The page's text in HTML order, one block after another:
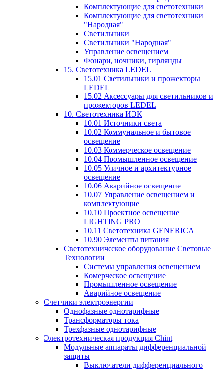
Комплектующие для светотехники
Комплектующие для светотехники
"Народная"
Светильники
Светильники "Народная"
Управление освещением
Фонари, ночники, гирлянды
15. Светотехника LEDEL
15.01 Светильники и прожекторы
LEDEL
15.02 Аксессуары для светильников и
прожекторов LEDEL
10. Светотехника ИЭК
10.01 Источники света
10.02 Коммунальное и бытовое
освещение
10.03 Коммерческое освещение
10.04 Промышленное освещение
10.05 Уличное и архитектурное
освещение
10.06 Аварийное освещение
10.07 Управление освещением и
комплектующие
10.10 Проектное освещение
LIGHTING PRO
10.11 Светотехника GENERICA
10.90 Элементы питания
Светотехническое оборудование Световые
Технологии
Системы управления освещением
Комерческое освещение
Промышленное освещение
Аварийное освещение
Счетчики электроэнергии
Однофазные однотарифные
Трансформаторы тока
Трехфазные однотарифные
Электротехническая продукция Chint
Модульные аппараты дифференциальной
защиты
Выключатели дифференциального